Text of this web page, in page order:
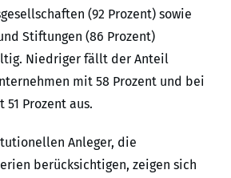
(92 Prozent) sowie
Stiftungen (86 Prozent)
Niedriger fällt der Anteil
mit 58 Prozent und bei
Prozent aus.
Anleger, die
berücksichtigen, zeigen sich